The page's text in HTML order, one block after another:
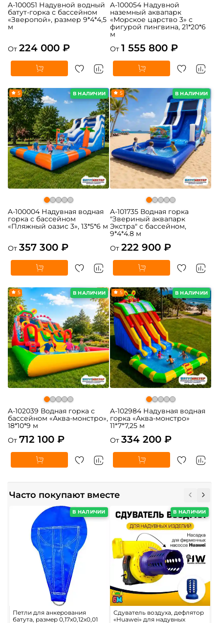
A-100051 Надувной водный
батут-горка с бассейном
«Зверопой», размер 9*4*4,5
м
От 224 000 ₽
A-100054 Надувной
наземный аквапарк
«Морское царство 3» с
фигурой пингвина, 21*20*6
м
От 1 555 800 ₽
В НАЛИЧИИ
5
A-100004 Надувная водная
горка с бассейном
«Пляжный оазис 3», 13*5*6 м
От 357 300 ₽
В НАЛИЧИИ
5
A-101735 Водная горка
"Звериный аквапарк
Экстра" с бассейном,
9*4*4.8 м
От 222 900 ₽
В НАЛИЧИИ
5
A-102039 Водная горка с
бассейном «Аква-монстро»,
18*10*9 м
От 712 100 ₽
В НАЛИЧИИ
5
A-102984 Надувная водная
горка «Аква-монстро»
11*7*7,25 м
От 334 200 ₽
Часто покупают вместе
В НАЛИЧИИ
Петли для анкерования
батута, размер 0,17x0,12x0,01
В НАЛИЧИИ
Сдуватель воздуха, дефлятор
«Huawei» для надувных